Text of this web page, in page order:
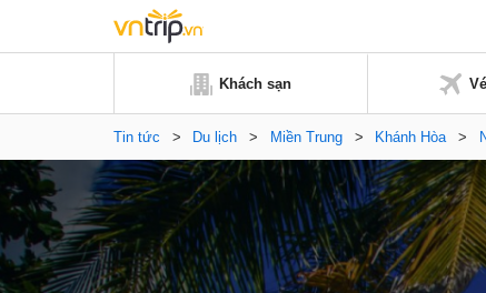
Khách sạn
Tin tức > Du lịch > Miền Trung > Khánh Hòa >